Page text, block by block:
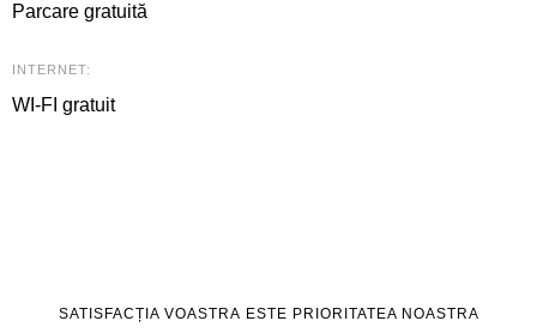
Parcare gratuită
INTERNET:
WI-FI gratuit
SATISFACȚIA VOASTRĂ ESTE PRIORITATEA NOASTRĂ